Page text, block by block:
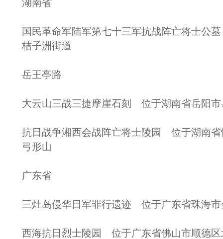
湖南省
国民革命军陆军第七十三军抗战阵亡将士公
桔子洲街道
岳王亭路
大云山三战三捷摩崖石刻 位于湖南省岳阳
抗日战争湘西会战阵亡将士陵园 位于湖南
弓形山
广东省
三灶岛侵华日军罪行遗迹 位于广东省珠海市
西海抗日烈士陵园 位于广东省佛山市顺德